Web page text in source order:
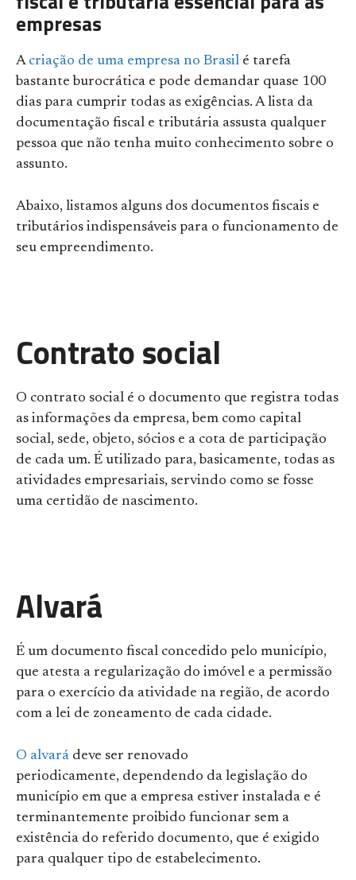
empresas
A criação de uma empresa no Brasil é tarefa
bastante burocrática e pode demandar quase 100
dias para cumprir todas as exigências. A lista da
documentação fiscal e tributária assusta qualquer
pessoa que não tenha muito conhecimento sobre o
assunto.
Abaixo, listamos alguns dos documentos fiscais e
tributários indispensáveis para o funcionamento de
seu empreendimento.
Contrato social
O contrato social é o documento que registra todas
as informações da empresa, bem como capital
social, sede, objeto, sócios e a cota de participação
de cada um. É utilizado para, basicamente, todas as
atividades empresariais, servindo como se fosse
uma certidão de nascimento.
Alvará
É um documento fiscal concedido pelo município,
que atesta a regularização do imóvel e a permissão
para o exercício da atividade na região, de acordo
com a lei de zoneamento de cada cidade.
O alvará deve ser renovado
periodicamente, dependendo da legislação do
município em que a empresa estiver instalada e é
terminantemente proibido funcionar sem a
existência do referido documento, que é exigido
para qualquer tipo de estabelecimento.